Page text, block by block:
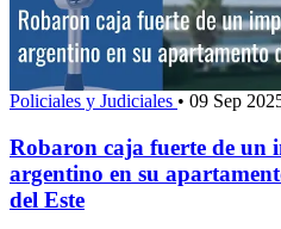
Policiales y Judiciales • 09 Sep
Robaron caja fuerte de un
argentino en su
del Este